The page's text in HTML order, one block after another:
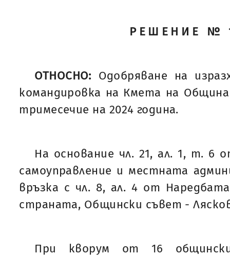
РЕШЕНИЕ №
ОТНОСНО: Одобряване на
командировка на Кмета на
тримесечие на 2024 година.
На основание чл. 21, ал. 1, т. 6
самоуправление и местната
връзка с чл. 8, ал. 4 от
страната, Общински съвет -
При кворум от 16